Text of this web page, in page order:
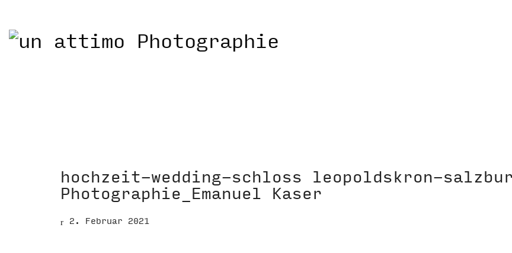
hochzeit-wedding-schloss leopoldskron-
Photographie_Emanuel Kaser
2. Februar 2021